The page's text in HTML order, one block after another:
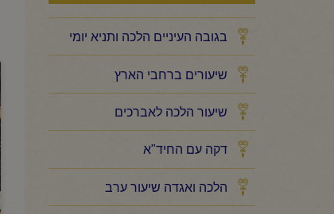
בגובה העיניים הלכה ותניא יומי
שיעורים ברחבי הארץ
שיעור הלכה לאברכים
דקה עם החיד"א
הלכה ואגדה שיעור ערב